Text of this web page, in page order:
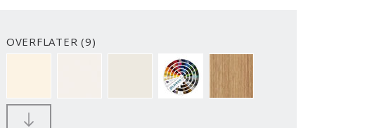
OVERFLATER (9)
NESTEN ALLE NCS S OG RAL FARGER